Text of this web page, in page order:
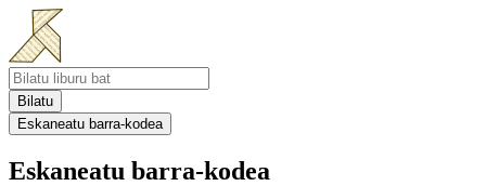
Bilatu
Eskaneatu barra-kodea
Eskaneatu barra-kodea